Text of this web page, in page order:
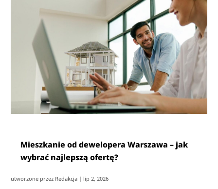
Mieszkanie od dewelopera Warszawa – jak
wybrać najlepszą ofertę?
utworzone przez Redakcja | lip 2, 2026